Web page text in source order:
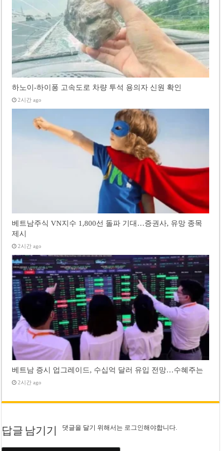
하노이-하이퐁 고속도로 차량 투석 용의자 신원 확인
2시간 ago
베트남주식 VN지수 1,800선 돌파 기대…증권사, 유망 종목
제시
2시간 ago
베트남 증시 업그레이드, 수십억 달러 유입 전망…수혜주는
2시간 ago
답글 남기기 댓글을 달기 위해서는 로그인해야합니다.